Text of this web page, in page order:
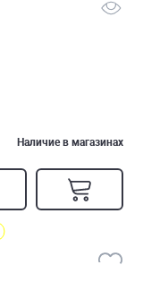
Наличие в магазинах